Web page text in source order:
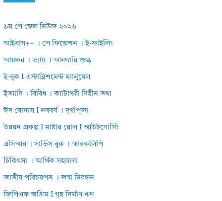
৯ম পে স্কেল নিউজ ২০২৬
আইবাস++ । পে ফিক্সেশন । ই-ফাইলিং
আয়কর । ভ্যাট । আবগারি শুল্ক
ই-বুক I এস্টাব্লিশমেন্ট ম্যানুয়েল
ইত্যাদি । বিবিধ । ক্যাটাগরী বিহীন তথ্য
ঈদ বোনাস I নববর্ষ । দূর্গাপূজা
উন্নয়ন প্রকল্প I মাষ্টার রোল I আউটসোর্সিং
এসিআর । সার্ভিস বুক । স্মারকলিপি
চিকিৎসা । আর্থিক সহায়তা
জাতীয় পরিচয়পত্র । জন্ম নিবন্ধন
জিপিএফ অগ্রিম I গৃহ নির্মাণ ঋণ